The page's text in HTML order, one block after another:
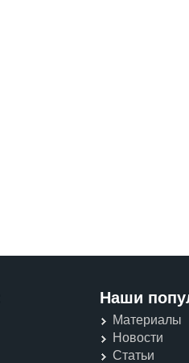
Наши
Материалы
Новости
Статьи